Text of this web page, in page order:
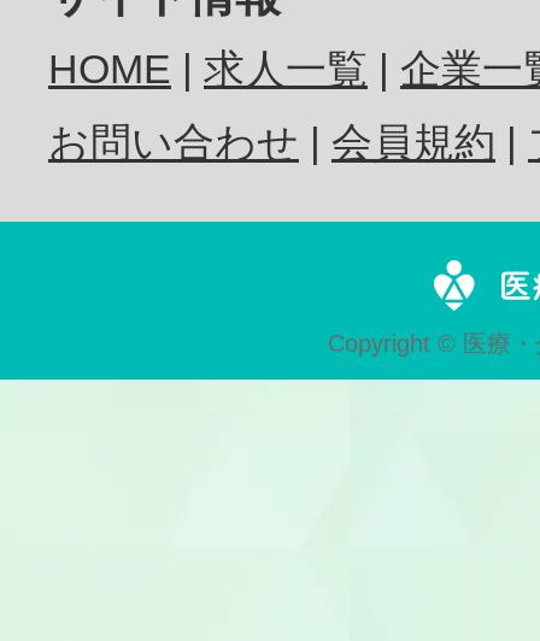
歯科衛生士
歯科技工士
HOME 求人一覧
企業一
お問い合わせ
会員規約
Copyright © 医療